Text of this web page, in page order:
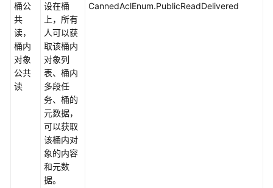
存
在
取
元
据
管
桶公
共
读，
桶内
对象
公共
读
设在桶
上，所有
人可以获
取该桶内
对象列
表、桶内
多段任
务、桶的
元数据，
可以获取
该桶内对
象的内容
和元数
据。
CannedAclEnum.PublicReadDelivered